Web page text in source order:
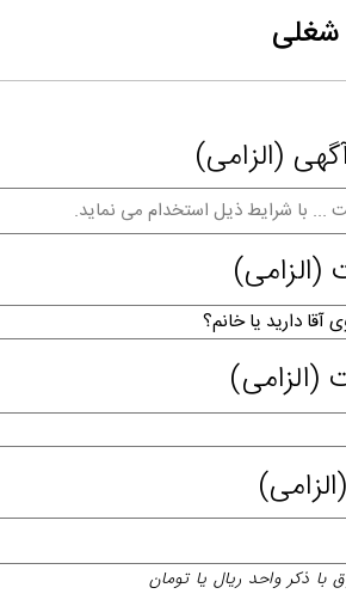
(الزامی)
(الزامی)
(الزامی)
(الزامی)
با ذکر واحد ریال یا تومان